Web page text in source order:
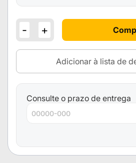
- +
Adicionar à lista de
Consulte o prazo de entrega